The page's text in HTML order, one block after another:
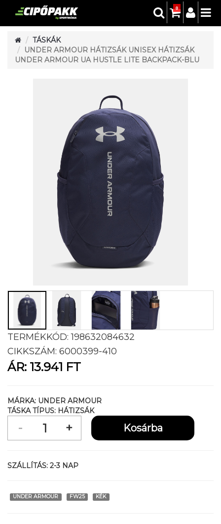
0
TÁSKÁK
UNDER ARMOUR HÁTIZSÁK UNISEX HÁTIZSÁK
UNDER ARMOUR UA HUSTLE LITE BACKPACK-BLU
TERMÉKKÓD:198632084632
CIKKSZÁM: 6000399-410
ÁR: 13.941 FT
MÁRKA: UNDER ARMOUR
TÁSKA TÍPUS: HÁTIZSÁK
SZÁLLÍTÁS: 2-3 NAP
UNDER ARMOUR FW25 KÉK